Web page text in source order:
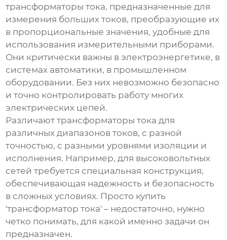
трансформаторы тока, предназначенные для
измерения больших токов, преобразующие их
в пропорциональные значения, удобные для
использования измерительными приборами.
Они критически важны в электроэнергетике, в
системах автоматики, в промышленном
оборудовании. Без них невозможно безопасно
и точно контролировать работу многих
электрических цепей.
Различают трансформаторы тока для
различных диапазонов токов, с разной
точностью, с разными уровнями изоляции и
исполнения. Например, для высоковольтных
сетей требуется специальная конструкция,
обеспечивающая надежность и безопасность
в сложных условиях. Просто купить
'трансформатор тока' – недостаточно, нужно
четко понимать, для какой именно задачи он
предназначен.